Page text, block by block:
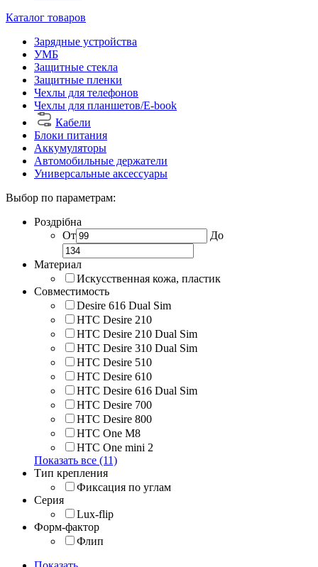
Каталог товаров
Зарядные устройства
УМБ
Защитные стекла
Защитные пленки
Чехлы для телефонов
Чехлы для планшетов/E-book
Кабели
Блоки питания
Аккумуляторы
Автомобильные держатели
Универсальные аксессуары
Выбор по параметрам:
Роздрібна
От
До
Материал
Искусственная кожа, пластик
Совместимость
Desire 616 Dual Sim
HTC Desire 210
HTC Desire 210 Dual Sim
HTC Desire 310 Dual Sim
HTC Desire 510
HTC Desire 610
HTC Desire 616 Dual Sim
HTC Desire 700
HTC Desire 800
HTC One M8
HTC One mini 2
Показать все (11)
Тип крепления
Фиксация по углам
Серия
Lux-flip
Форм-фактор
Флип